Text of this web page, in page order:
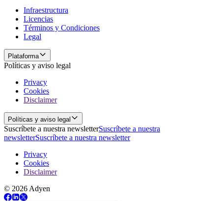
Infraestructura
Licencias
Términos y Condiciones
Legal
Plataforma
Políticas y aviso legal
Privacy
Cookies
Disclaimer
Políticas y aviso legal
Suscríbete a nuestra newsletterSuscríbete a nuestra
newsletterSuscríbete a nuestra newsletter
Privacy
Cookies
Disclaimer
© 2026 Adyen